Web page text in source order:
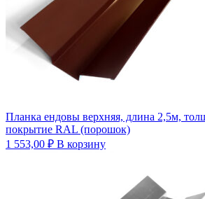
Планка ендовы верхняя, длина 2,5м,
покрытие RAL (порошок)
1 553,00 ₽ В корзину